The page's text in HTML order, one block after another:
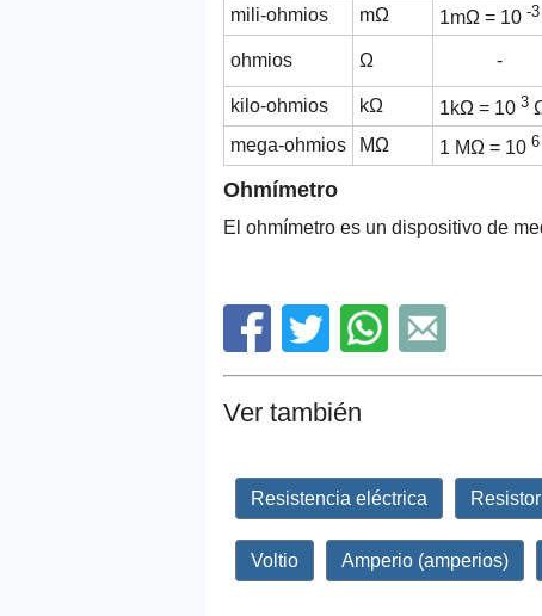
mili-ohmios
mΩ 1mΩ = 10 -3
ohmios Ω -
kilo-ohmios kΩ 1kΩ = 10 3
mega-ohmios MΩ 1 MΩ = 10 6
Ohmímetro
El ohmímetro es un dispositivo de
Ver también
Resistencia eléctrica Resistor
Voltio Amperio (amperios)